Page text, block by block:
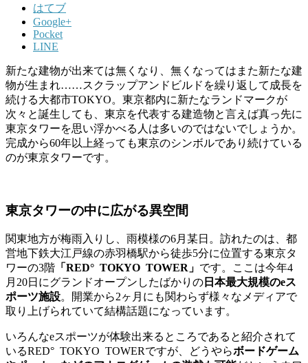
はてブ
Google+
Pocket
LINE
新たな建物が出来ては無くなり、無くなってはまた新たな建
物が生まれ……スクラップアンドビルドを繰り返して成長を
続ける大都市TOKYO。東京都内に新たなランドマークが
次々と誕生しても、東京を代表する建造物と言えば真っ先に
東京タワーを思い浮かべる人は多いのではないでしょうか。
完成から60年以上経っても東京のシンボルであり続けている
のが東京タワーです。
東京タワーの中に広がる異空間
関東地方が梅雨入りし、雨模様の6月某日。訪れたのは、都
営地下鉄大江戸線の赤羽橋駅から徒歩5分に位置する東京タ
ワーの3階 「 RED° TOKYO TOWER」 です。ここは今年4
月20日 にグランドオープンしたばかりの 日本最大規模のeス
ポーツ施設。開業から2ヶ月にも関わらず様々なメディアで
取り上げられていて結構話題になっています。
いろんなeスポーツが体験出来るところであると紹介されて
いるRED° TOKYO TOWERですが、どうやらボードゲーム